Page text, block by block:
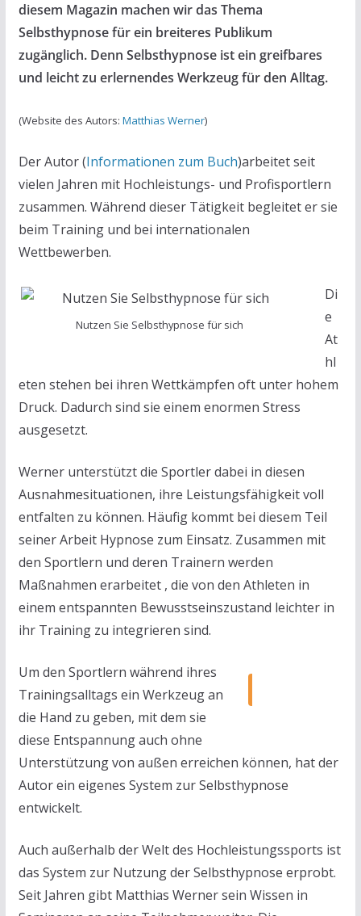
diesem Magazin machen wir das Thema
Selbsthypnose für ein breiteres Publikum
zugänglich. Denn Selbsthypnose ist ein greifbares
und leicht zu erlernendes Werkzeug für den Alltag.
(Website des Autors: Matthias Werner)
Der Autor (Informationen zum Buch)arbeitet seit
vielen Jahren mit Hochleistungs- und Profisportlern
zusammen. Während dieser Tätigkeit begleitet er sie
beim Training und bei internationalen
Wettbewerben.
Nutzen Sie Selbsthypnose für sich
Di
e
At
hl
eten stehen bei ihren Wettkämpfen oft unter hohem
Druck. Dadurch sind sie einem enormen Stress
ausgesetzt.
Werner unterstützt die Sportler dabei in diesen
Ausnahmesituationen, ihre Leistungsfähigkeit voll
entfalten zu können. Häufig kommt bei diesem Teil
seiner Arbeit Hypnose zum Einsatz. Zusammen mit
den Sportlern und deren Trainern werden
Maßnahmen erarbeitet , die von den Athleten in
einem entspannten Bewusstseinszustand leichter in
ihr Training zu integrieren sind.
Um den Sportlern während ihres
Trainingsalltags ein Werkzeug an
die Hand zu geben, mit dem sie
diese Entspannung auch ohne
Unterstützung von außen erreichen können, hat der
Autor ein eigenes System zur Selbsthypnose
entwickelt.
Auch außerhalb der Welt des Hochleistungssports ist
das System zur Nutzung der Selbsthypnose erprobt.
Seit Jahren gibt Matthias Werner sein Wissen in